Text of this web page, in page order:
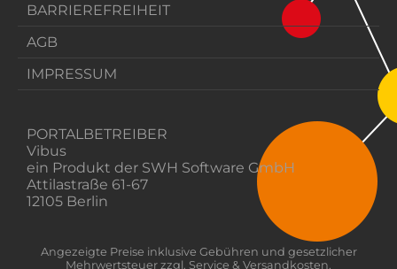
BARRIEREFREIHEIT
AGB
IMPRESSUM
PORTALBETREIBER
Vibus
ein Produkt der SWH Software GmbH
Attilastraße 61-67
12105 Berlin
Angezeigte Preise inklusive Gebühren und gesetzlicher
Mehrwertsteuer zzgl. Service & Versandkosten.